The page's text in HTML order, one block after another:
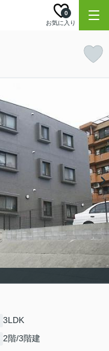
お気に入り
0
3LDK
2階/3階建